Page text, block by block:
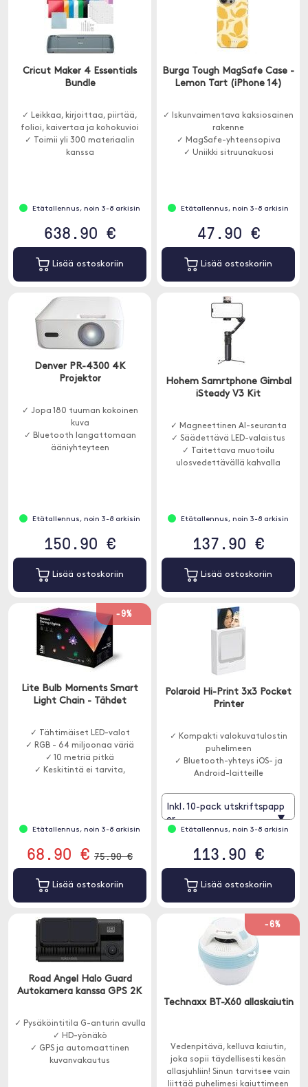
Cricut Maker 4 Essentials
Bundle
✓ Leikkaa, kirjoittaa, piirtää,
folioi, kaivertaa ja kohokuvioi
✓ Toimii yli 300 materiaalin
kanssa
Etätallennus, noin 3-8 arkisin
638.90 €
Lisää ostoskoriin
Burga Tough MagSafe Case -
Lemon Tart (iPhone 14)
✓ Iskunvaimentava kaksiosainen
rakenne
✓ MagSafe-yhteensopiva
✓ Uniikki sitruunakuosi
Etätallennus, noin 3-8 arkisin
47.90 €
Lisää ostoskoriin
Denver PR-4300 4K
Projektor
✓ Jopa 180 tuuman kokoinen
kuva
✓ Bluetooth langattomaan
ääniyhteyteen
Etätallennus, noin 3-8 arkisin
150.90 €
Lisää ostoskoriin
Hohem Samrtphone Gimbal
iSteady V3 Kit
✓ Magneettinen AI-seuranta
✓ Säädettävä LED-valaistus
✓ Taitettava muotoilu
ulosvedettävällä kahvalla
Etätallennus, noin 3-8 arkisin
137.90 €
Lisää ostoskoriin
-9%
Lite Bulb Moments Smart
Light Chain - Tähdet
✓ Tähtimäiset LED-valot
✓ RGB - 64 miljoonaa väriä
✓ 10 metriä pitkä
✓ Keskitintä ei tarvita,
Etätallennus, noin 3-8 arkisin
68.90 € 75.90 €
Lisää ostoskoriin
Polaroid Hi-Print 3x3 Pocket
Printer
✓ Kompakti valokuvatulostin
puhelimeen
✓ Bluetooth-yhteys iOS- ja
Android-laitteille
Inkl. 10-pack utskriftspapp
er
▾
Etätallennus, noin 3-8 arkisin
113.90 €
Lisää ostoskoriin
Road Angel Halo Guard
Autokamera kanssa GPS 2K
✓ Pysäköintitila G-anturin avulla
✓ HD-yönäkö
✓ GPS ja automaattinen
kuvanvakautus
-6%
Technaxx BT-X60 allaskaiutin
Vedenpitävä, kelluva kaiutin,
joka sopii täydellisesti kesän
allasjuhliin! Sinun tarvitsee vain
liittää puhelimesi kaiuttimeen